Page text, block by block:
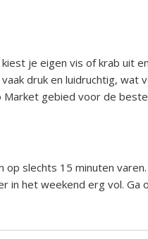
je eigen vis of krab uit
druk en luidruchtig, wat
Market gebied voor de
op slechts 15 minuten
in het weekend erg vol. Ga